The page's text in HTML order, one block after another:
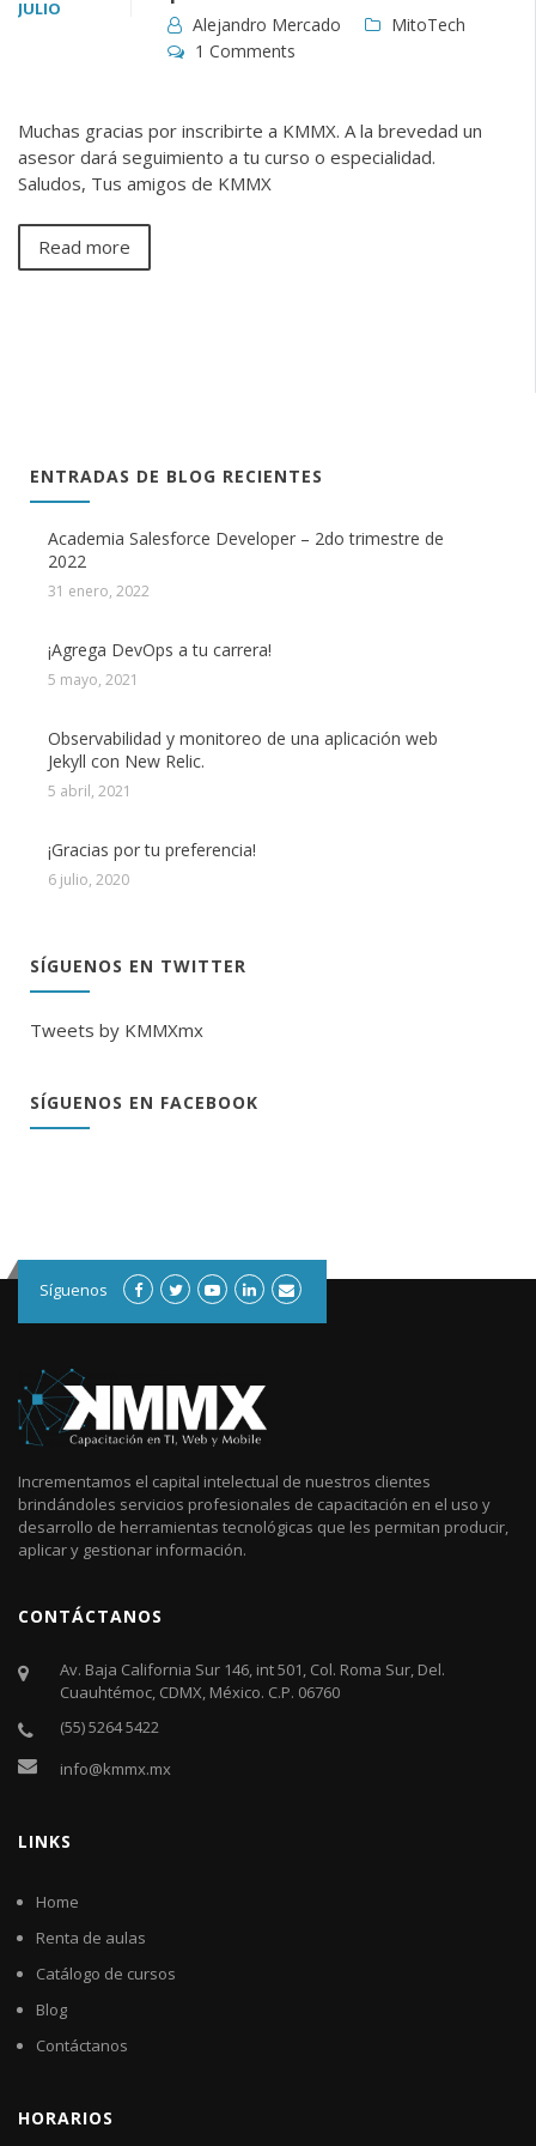
JULIO
Alejandro Mercado
MitoTech
1 Comments
Muchas gracias por inscribirte a KMMX. A la brevedad un
asesor dará seguimiento a tu curso o especialidad.
Saludos, Tus amigos de KMMX
Read more
ENTRADAS DE BLOG RECIENTES
Academia Salesforce Developer – 2do trimestre de
2022
31 enero, 2022
¡Agrega DevOps a tu carrera!
5 mayo, 2021
Observabilidad y monitoreo de una aplicación web
Jekyll con New Relic.
5 abril, 2021
¡Gracias por tu preferencia!
6 julio, 2020
SÍGUENOS EN TWITTER
Tweets by KMMXmx
SÍGUENOS EN FACEBOOK
Síguenos
Incrementamos el capital intelectual de nuestros clientes
brindándoles servicios profesionales de capacitación en el uso y
desarrollo de herramientas tecnológicas que les permitan producir,
aplicar y gestionar información.
CONTÁCTANOS
Av. Baja California Sur 146, int 501, Col. Roma Sur, Del.
Cuauhtémoc, CDMX, México. C.P. 06760​
(55) 5264 5422
info@kmmx.mx
LINKS
Home
Renta de aulas
Catálogo de cursos
Blog
Contáctanos
HORARIOS